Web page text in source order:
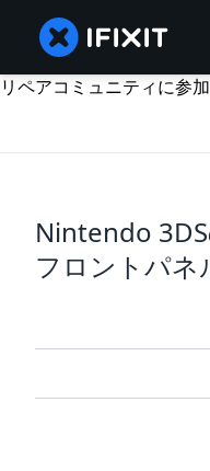
リペアコミュニティに参
Nintendo
フロントパネ